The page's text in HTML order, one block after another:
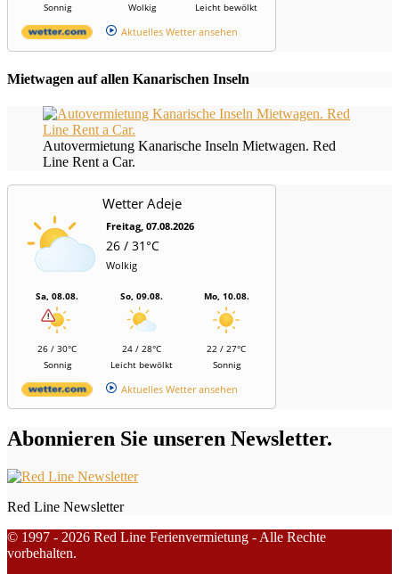
Sonnig
Wolkig
Leicht bewölkt
Aktuelles Wetter ansehen
Mietwagen auf allen Kanarischen Inseln
Autovermietung Kanarische Inseln Mietwagen. Red
Line Rent a Car.
Wetter Adeje
Freitag, 07.08.2026
26 / 31°C
Wolkig
Sa, 08.08.
26 / 30°C
Sonnig
So, 09.08.
24 / 28°C
Leicht bewölkt
Mo, 10.08.
22 / 27°C
Sonnig
Aktuelles Wetter ansehen
Abonnieren Sie unseren Newsletter.
Red Line Newsletter
© 1997 - 2026 Red Line Ferienvermietung - Alle Rechte
vorbehalten.